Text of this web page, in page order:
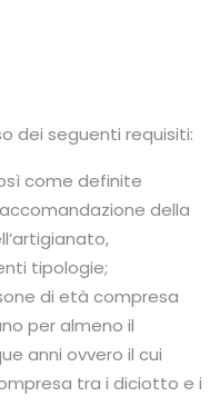
dei seguenti requisiti:
come definite
della
tipologie;
di età compresa
per almeno il
anni ovvero il cui
tra i diciotto e i